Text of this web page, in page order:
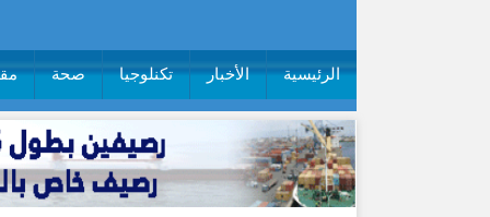
الرئيسية الأخبار تكنلوجيا صحة